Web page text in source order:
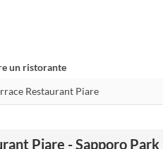
un ristorante
Piare - Sapporo